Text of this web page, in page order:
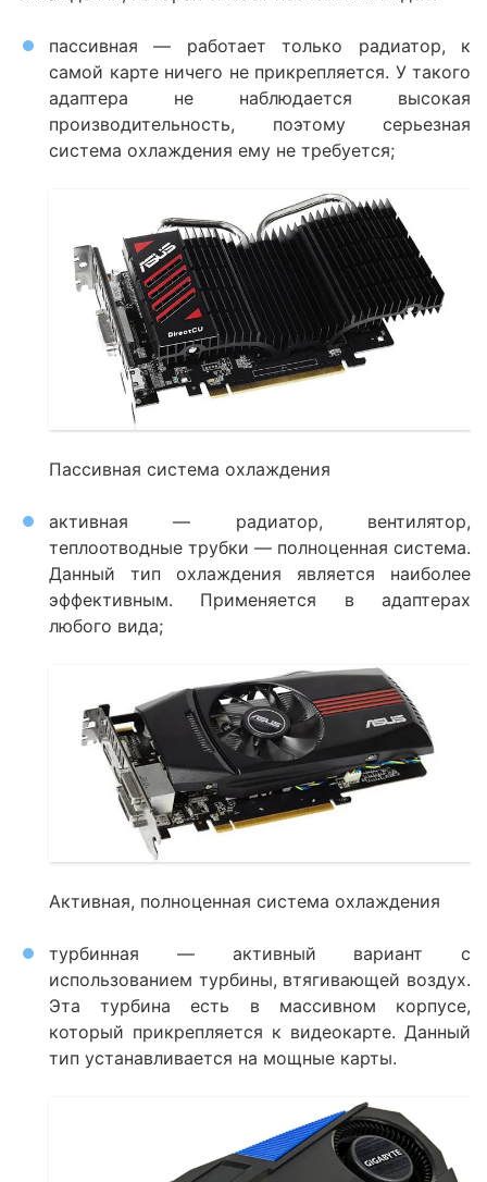
пассивная — работает только радиатор, к
самой карте ничего не прикрепляется. У такого
адаптера не наблюдается высокая
производительность, поэтому серьезная
система охлаждения ему не требуется;
Пассивная система охлаждения
активная — радиатор, вентилятор,
теплоотводные трубки — полноценная система.
Данный тип охлаждения является наиболее
эффективным. Применяется в адаптерах
любого вида;
Активная, полноценная система охлаждения
турбинная — активный вариант с
использованием турбины, втягивающей воздух.
Эта турбина есть в массивном корпусе,
который прикрепляется к видеокарте. Данный
тип устанавливается на мощные карты.